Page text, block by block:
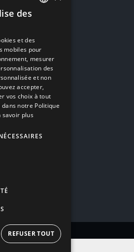
4
en cash
Tous droits réservés.
ENGLISH
des
et des
mobiles pour
mesurer
des
et non
accepter,
vos choix à tout
notre Politique
savoir plus
REFUSER TOUT